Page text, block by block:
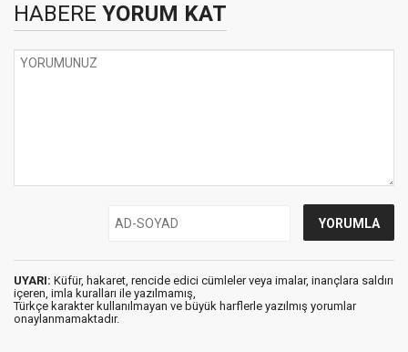
HABERE YORUM KAT
UYARI: Küfür, hakaret, rencide edici cümleler veya imalar, inançlara saldırı
içeren, imla kuralları ile yazılmamış,
Türkçe karakter kullanılmayan ve büyük harflerle yazılmış yorumlar
onaylanmamaktadır.